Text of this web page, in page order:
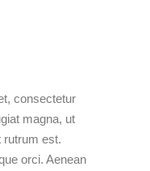
consectetur
magna, ut
rutrum est.
orci. Aenean